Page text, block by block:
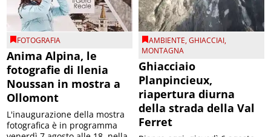
FOTOGRAFIA
Anima Alpina, le
fotografie di Ilenia
Noussan in mostra a
Ollomont
L'inaugurazione della mostra
fotografica è in programma
AMBIENTE,GHIACCIAI,
MONTAGNA
Ghiacciaio
Planpincieux,
riapertura diurna
della strada della Val
Ferret